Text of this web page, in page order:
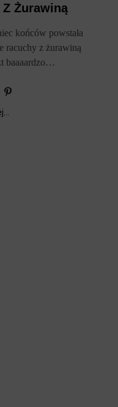
Żurawiną
końców powstała
racuchy z żurawiną
baaaardzo…